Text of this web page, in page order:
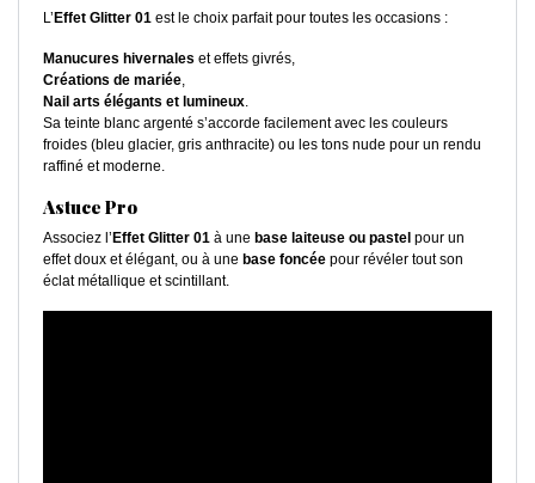
L’Effet Glitter 01 est le choix parfait pour toutes les occasions :
Manucures hivernales et effets givrés,
Créations de mariée,
Nail arts élégants et lumineux.
Sa teinte blanc argenté s’accorde facilement avec les couleurs
froides (bleu glacier, gris anthracite) ou les tons nude pour un rendu
raffiné et moderne.
Astuce Pro
Associez l’Effet Glitter 01 à une base laiteuse ou pastel pour un
effet doux et élégant, ou à une base foncée pour révéler tout son
éclat métallique et scintillant.